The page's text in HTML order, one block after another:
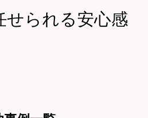
せられる安心感